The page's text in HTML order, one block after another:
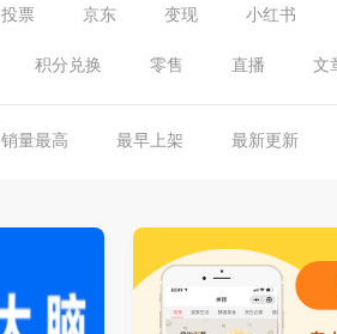
投票 京东 变现 小红书
积分兑换 零售 直播 文
销量最高 最早上架 最新更新